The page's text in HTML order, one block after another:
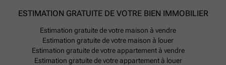
ESTIMATION GRATUITE DE VOTRE BIEN IMMOBILIER
Estimation gratuite de votre maison à vendre
Estimation gratuite de votre maison à louer
Estimation gratuite de votre appartement à vendre
Estimation gratuite de votre appartement à louer